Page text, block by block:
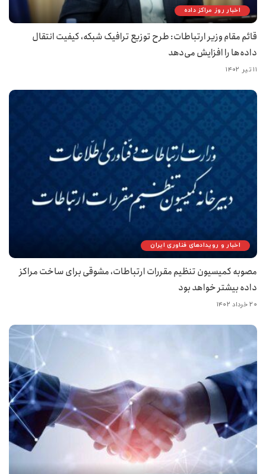
اخبار روز مراکز داده
قائم مقام وزیر ارتباطات: طرح توزیع ترافیک شبکه، کیفیت انتقال
داده‌ها را افزایش می‌دهد
۱۱ تیر ۱۴۰۲
اخبار و رویدادهای فناوری ایران
مصوبه کمیسیون تنظیم مقررات ارتباطات، مشوقی برای ساخت مراکز
داده بیشتر خواهد بود
۲۰ خرداد ۱۴۰۲